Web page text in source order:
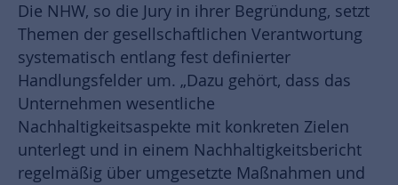
Die NHW, so die Jury in ihrer Begründung, setzt
Themen der gesellschaftlichen Verantwortung
systematisch entlang fest definierter
Handlungsfelder um. „Dazu gehört, dass das
Unternehmen wesentliche
Nachhaltigkeitsaspekte mit konkreten Zielen
unterlegt und in einem Nachhaltigkeitsbericht
regelmäßig über umgesetzte Maßnahmen und